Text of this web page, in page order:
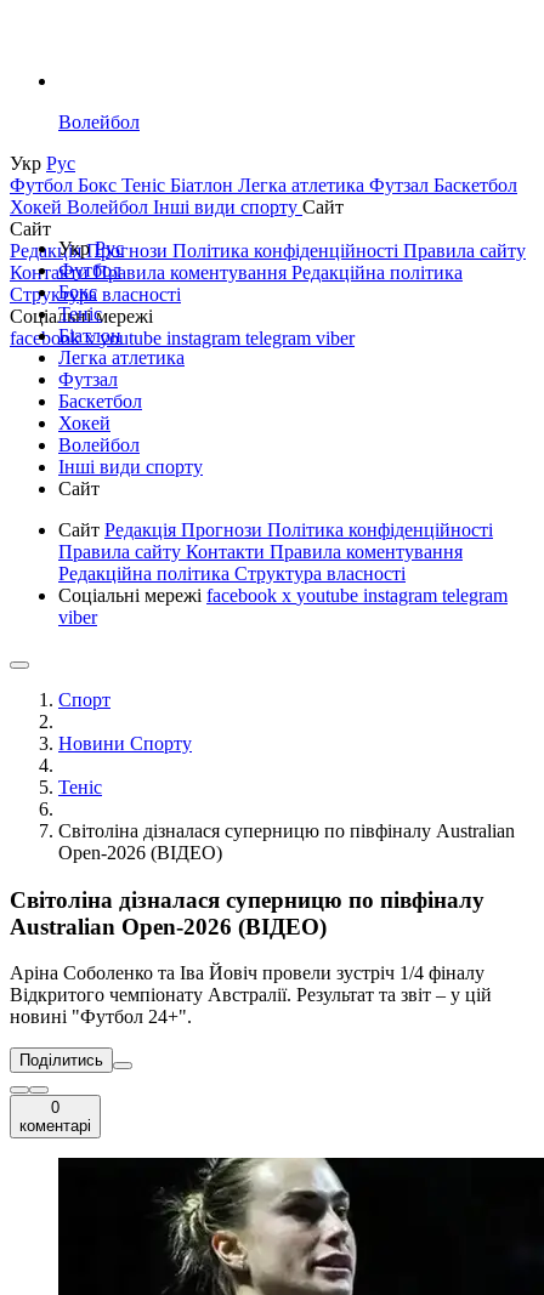
Волейбол
Укр Рус
Футбол Бокс Теніс Біатлон Легка атлетика Футзал Баскетбол
Хокей Волейбол Інші види спорту Сайт
Сайт
РедакціяПрогнози Політика конфіденційності Правила сайту
КонтактиПравила коментування Редакційна політика
Структура власності
Соціальні мережі
facebookxyoutube instagram telegram viber
УкрРус
Футбол
Бокс
Теніс
Біатлон
Легка атлетика
Футзал
Баскетбол
Хокей
Волейбол
Інші види спорту
Сайт
Сайт Редакція Прогнози Політика конфіденційності
Правила сайту Контакти Правила коментування
Редакційна політика Структура власності
Соціальні мережі facebook x youtube instagram telegram
viber
Спорт
Новини Спорту
Теніс
Світоліна дізналася суперницю по півфіналу Australian
Open-2026 (ВІДЕО)
Світоліна дізналася суперницю по півфіналу
Australian Open-2026 (ВІДЕО)
Аріна Соболенко та Іва Йовіч провели зустріч 1/4 фіналу
Відкритого чемпіонату Австралії. Результат та звіт – у цій
новині "Футбол 24+".
Поділитись
0
коментарі